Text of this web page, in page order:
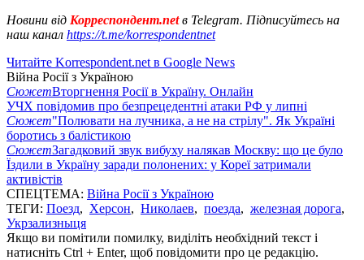
Новини від Корреспондент.netв Telegram. Підписуйтесь на
наш канал https://t.me/korrespondentnet
Читайте Korrespondent.net в Google News
Війна Росії з Україною
СюжетВторгнення Росії в Україну. Онлайн
УЧХ повідомив про безпрецедентні атаки РФ у липні
Сюжет"Полювати на лучника, а не на стрілу". Як Україні
боротись з балістикою
СюжетЗагадковий звук вибуху налякав Москву: що це було
Їздили в Україну заради полонених: у Кореї затримали
активістів
СПЕЦТЕМА: Війна Росії з Україною
ТЕГИ: Поезд, Херсон, Николаев, поезда, железная дорога,
Укрзализныця
Якщо ви помітили помилку, виділіть необхідний текст і
натисніть Ctrl + Enter, щоб повідомити про це редакцію.